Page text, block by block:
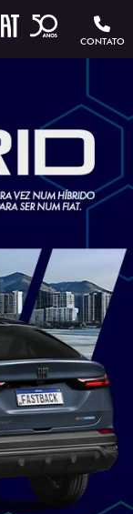
CONTATO